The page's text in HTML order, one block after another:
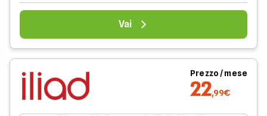
Vai
Prezzo / mese
22,99€